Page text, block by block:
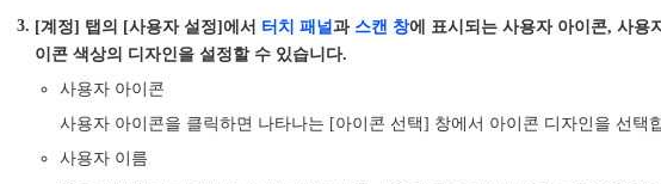
[계정] 탭의 [사용자 설정]에서 터치 패널과 스캔 창에 표시되는 사용자 아이콘, 사용
이콘 색상의 디자인을 설정할 수 있습니다.
사용자 아이콘
사용자 아이콘을 클릭하면 나타나는 [아이콘 선택] 창에서 아이콘 디자인을 선택
사용자 이름